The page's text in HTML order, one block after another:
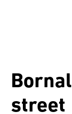
Bornal
street